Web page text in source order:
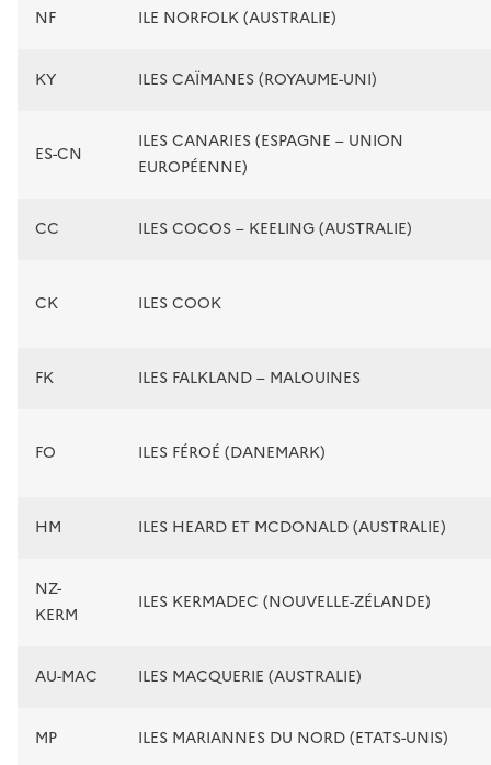
NF ILE NORFOLK (AUSTRALIE)
KY ILES CAÏMANES (ROYAUME-UNI)
ES-CN
ILES CANARIES (ESPAGNE – UNION
EUROPÉENNE)
CC ILES COCOS – KEELING (AUSTRALIE)
CK ILES COOK
FK ILES FALKLAND – MALOUINES
FO ILES FÉROÉ (DANEMARK)
HM ILES HEARD ET MCDONALD (AUSTRALIE)
NZ-
KERM
ILES KERMADEC (NOUVELLE-ZÉLANDE)
AU-MAC ILES MACQUERIE (AUSTRALIE)
MP ILES MARIANNES DU NORD (ETATS-UNIS)